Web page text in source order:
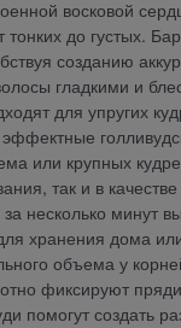
восковой
тонких до густых.
созданию
гладкими и
для упругих
или крупных
так и в
за несколько минут
хранения дома
объема у
фиксируют
помогут создать